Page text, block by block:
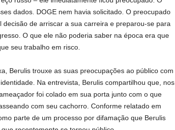
dados. DOGE nem havia solicitado. O preocupado
de arriscar a sua carreira e preparou-se para
O que ele não poderia saber na época era que
seu trabalho em risco.
Berulis trouxe as suas preocupações ao público com
Na entrevista, Berulis compartilhou que, nos
foi colado em sua porta junto com o que
com seu cachorro. Conforme relatado em
parte de um processo por difamação que Berulis